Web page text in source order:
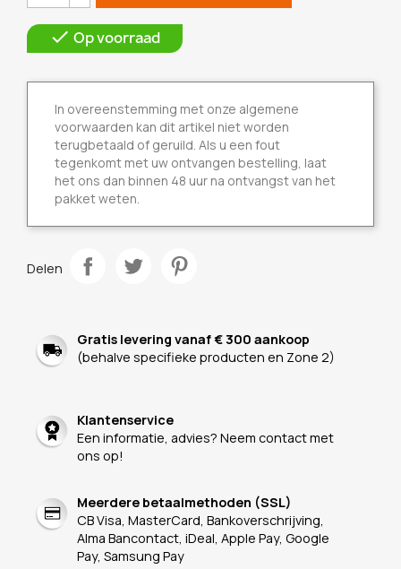
 Op voorraad
In overeenstemming met onze algemene
voorwaarden kan dit artikel niet worden
terugbetaald of geruild. Als u een fout
tegenkomt met uw ontvangen bestelling, laat
het ons dan binnen 48 uur na ontvangst van het
pakket weten.
Delen
Gratis levering vanaf € 300 aankoop
(behalve specifieke producten en Zone 2)
Klantenservice
Een informatie, advies? Neem contact met
ons op!
Meerdere betaalmethoden (SSL)
CB Visa, MasterCard, Bankoverschrijving,
Alma Bancontact, iDeal, Apple Pay, Google
Pay, Samsung Pay